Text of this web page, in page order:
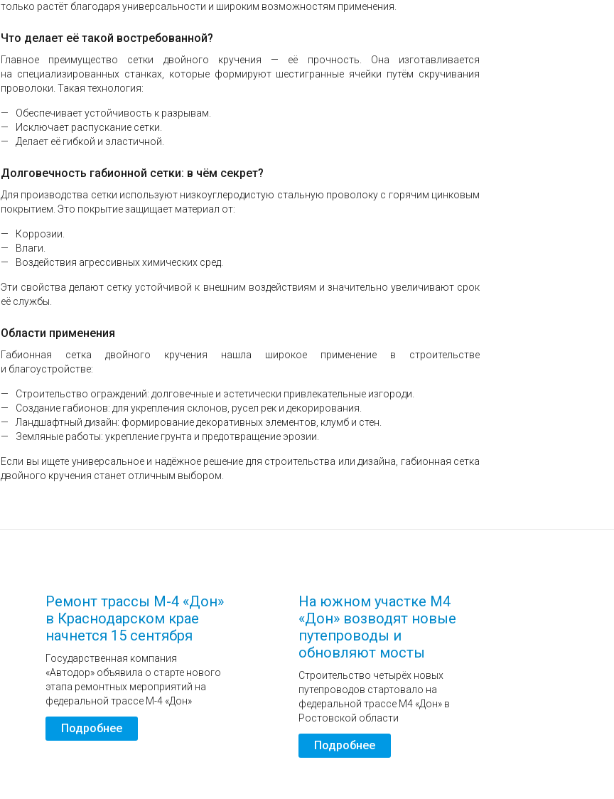
только растёт благодаря универсальности и широким возможностям применения.
Что делает её такой востребованной?
Главное преимущество сетки двойного кручения — её прочность. Она изготавливается
на специализированных станках, которые формируют шестигранные ячейки путём скручивания
проволоки. Такая технология:
Обеспечивает устойчивость к разрывам.
Исключает распускание сетки.
Делает её гибкой и эластичной.
Долговечность габионной сетки: в чём секрет?
Для производства сетки используют низкоуглеродистую стальную проволоку с горячим цинковым
покрытием. Это покрытие защищает материал от:
Коррозии.
Влаги.
Воздействия агрессивных химических сред.
Эти свойства делают сетку устойчивой к внешним воздействиям и значительно увеличивают срок
её службы.
Области применения
Габионная сетка двойного кручения нашла широкое применение в строительстве
и благоустройстве:
Строительство ограждений: долговечные и эстетически привлекательные изгороди.
Создание габионов: для укрепления склонов, русел рек и декорирования.
Ландшафтный дизайн: формирование декоративных элементов, клумб и стен.
Земляные работы: укрепление грунта и предотвращение эрозии.
Если вы ищете универсальное и надёжное решение для строительства или дизайна, габионная сетка
двойного кручения станет отличным выбором.
Ремонт трассы М-4 «Дон»
в Краснодарском крае
начнется 15 сентября
Государственная компания
«Автодор» объявила о старте нового
этапа ремонтных мероприятий на
федеральной трассе М-4 «Дон»
Подробнее
На южном участке М4
«Дон» возводят новые
путепроводы и
обновляют мосты
Строительство четырёх новых
путепроводов стартовало на
федеральной трассе М4 «Дон» в
Ростовской области
Подробнее